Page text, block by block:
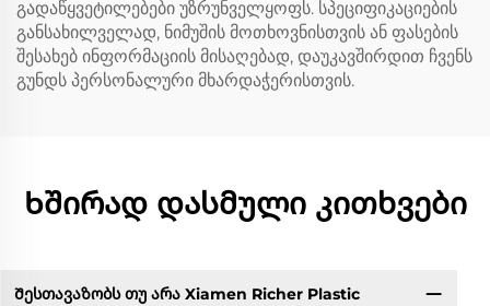
გადაწყვეტილებები უზრუნველყოფს. სპეციფიკაციების
განსახილველად, ნიმუშის მოთხოვნისთვის ან ფასების
შესახებ ინფორმაციის მისაღებად, დაუკავშირდით ჩვენს
გუნდს პერსონალური მხარდაჭერისთვის.
Ხშირად დასმული კითხვები
Შესთავაზობს თუ არა Xiamen Richer Plastic